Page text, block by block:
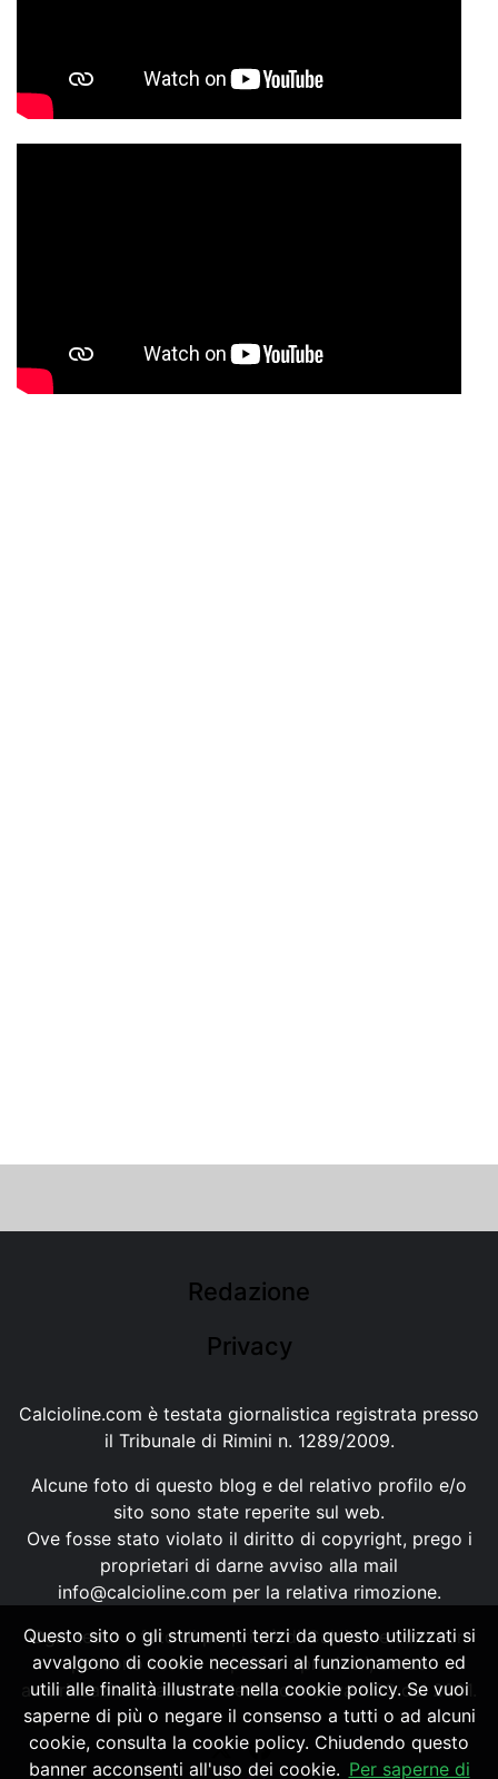
Redazione
Privacy
Calcioline.com è testata giornalistica registrata presso
il Tribunale di Rimini n. 1289/2009.
Alcune foto di questo blog e del relativo profilo e/o
sito sono state reperite sul web.
Ove fosse stato violato il diritto di copyright, prego i
proprietari di darne avviso alla mail
info@calcioline.com per la relativa rimozione.
Ogni testo e foto di proprietà di Calcioline.com non
possono essere copiati o riprodotti, senza
autorizzazione, ai sensi della normativa n.29 del 2001.
Questo sito o gli strumenti terzi da questo utilizzati si
avvalgono di cookie necessari al funzionamento ed
utili alle finalità illustrate nella cookie policy. Se vuoi
saperne di più o negare il consenso a tutti o ad alcuni
cookie, consulta la cookie policy. Chiudendo questo
banner acconsenti all'uso dei cookie. Per saperne di